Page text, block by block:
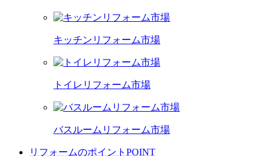
キッチンリフォーム市場
トイレリフォーム市場
バスルームリフォーム市場
リフォームのポイント POINT